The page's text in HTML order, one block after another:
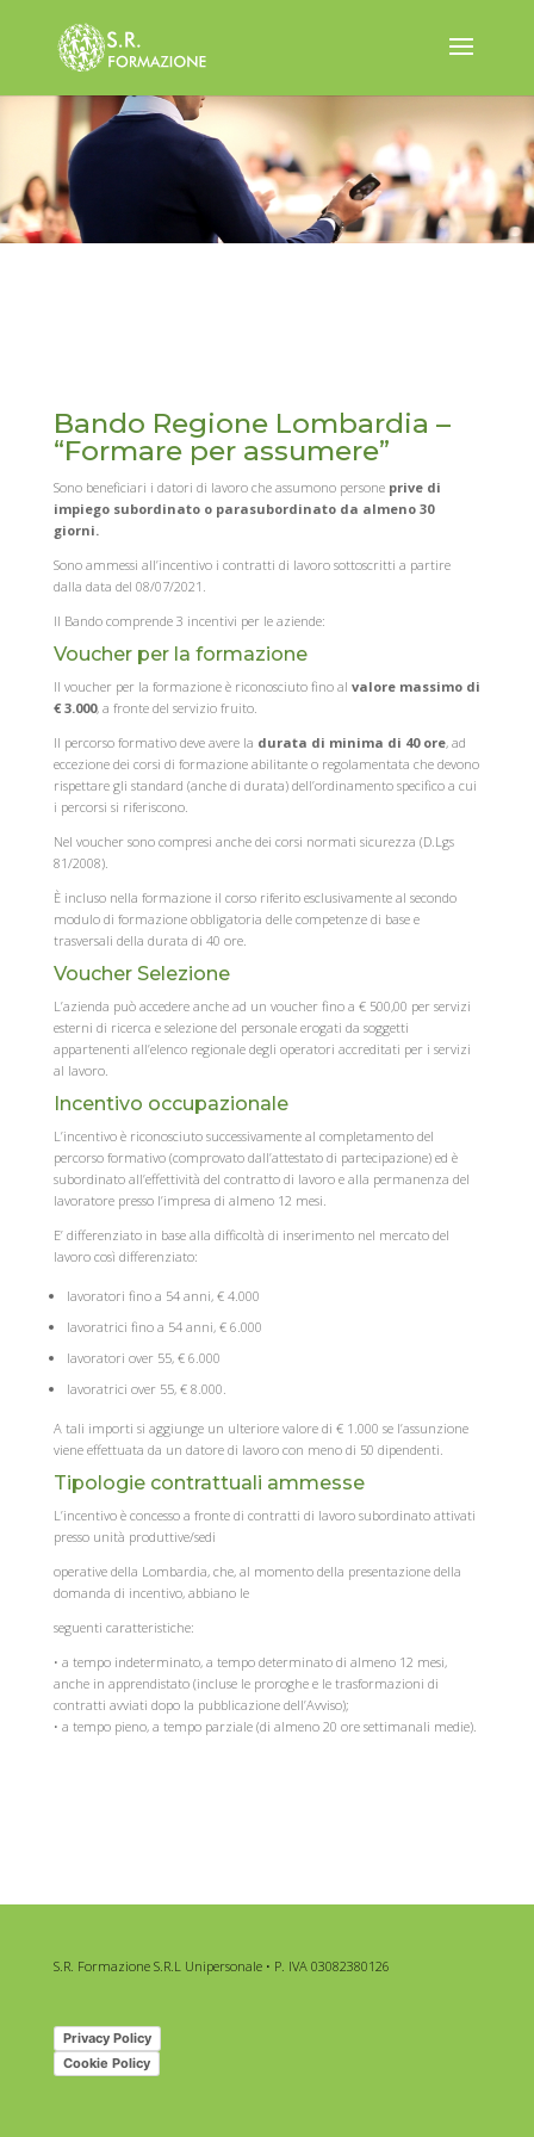
Bando Regione Lombardia –
“Formare per assumere”
Sono beneficiari i datori di lavoro che assumono persone prive di
impiego subordinato o parasubordinato da almeno 30
giorni.
Sono ammessi all’incentivo i contratti di lavoro sottoscritti a partire
dalla data del 08/07/2021.
Il Bando comprende 3 incentivi per le aziende:
Voucher per la formazione
Il voucher per la formazione è riconosciuto fino al valore massimo di
€ 3.000, a fronte del servizio fruito.
Il percorso formativo deve avere la durata di minima di 40 ore, ad
eccezione dei corsi di formazione abilitante o regolamentata che devono
rispettare gli standard (anche di durata) dell’ordinamento specifico a cui
i percorsi si riferiscono.
Nel voucher sono compresi anche dei corsi normati sicurezza (D.Lgs
81/2008).
È incluso nella formazione il corso riferito esclusivamente al secondo
modulo di formazione obbligatoria delle competenze di base e
trasversali della durata di 40 ore.
Voucher Selezione
L’azienda può accedere anche ad un voucher fino a € 500,00 per servizi
esterni di ricerca e selezione del personale erogati da soggetti
appartenenti all’elenco regionale degli operatori accreditati per i servizi
al lavoro.
Incentivo occupazionale
L’incentivo è riconosciuto successivamente al completamento del
percorso formativo (comprovato dall’attestato di partecipazione) ed è
subordinato all’effettività del contratto di lavoro e alla permanenza del
lavoratore presso l’impresa di almeno 12 mesi.
E’ differenziato in base alla difficoltà di inserimento nel mercato del
lavoro così differenziato:
lavoratori fino a 54 anni, € 4.000
lavoratrici fino a 54 anni, € 6.000
lavoratori over 55, € 6.000
lavoratrici over 55, € 8.000.
A tali importi si aggiunge un ulteriore valore di € 1.000 se l’assunzione
viene effettuata da un datore di lavoro con meno di 50 dipendenti.
Tipologie contrattuali ammesse
L’incentivo è concesso a fronte di contratti di lavoro subordinato attivati
presso unità produttive/sedi
operative della Lombardia, che, al momento della presentazione della
domanda di incentivo, abbiano le
seguenti caratteristiche:
• a tempo indeterminato, a tempo determinato di almeno 12 mesi,
anche in apprendistato (incluse le proroghe e le trasformazioni di
contratti avviati dopo la pubblicazione dell’Avviso);
• a tempo pieno, a tempo parziale (di almeno 20 ore settimanali medie).
S.R. Formazione S.R.L Unipersonale • P. IVA 03082380126
Privacy Policy
Cookie Policy